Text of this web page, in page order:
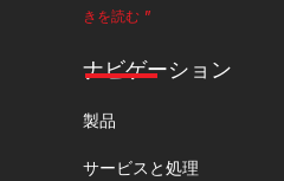
きを読む "
ナビゲーション
製品
サービスと処理